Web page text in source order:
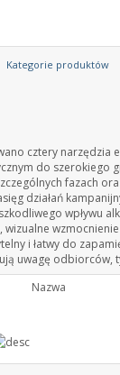
Kategorie produktów
cztery narzędzia
do szerokiego
fazach
działań
wpływu
i łatwy do
uwagę odbiorców,
Nazwa